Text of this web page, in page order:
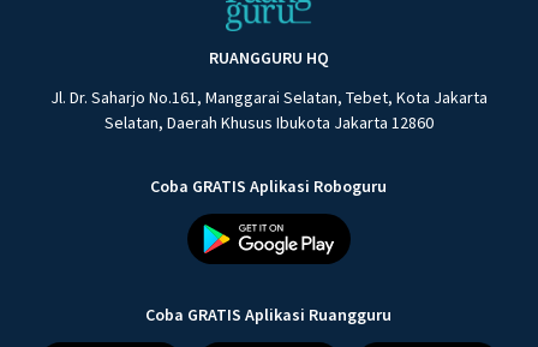
RUANGGURU HQ
Jl. Dr. Saharjo No.161, Manggarai Selatan, Tebet, Kota Jakarta
Selatan, Daerah Khusus Ibukota Jakarta 12860
Coba GRATIS Aplikasi Roboguru
Coba GRATIS Aplikasi Ruangguru